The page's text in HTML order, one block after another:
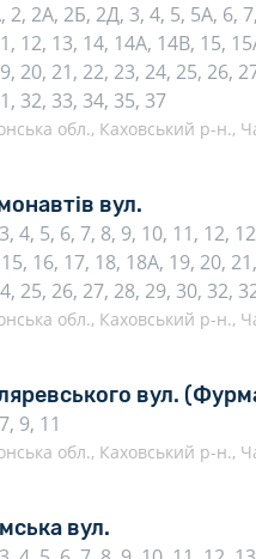
2, 2А, 2Б, 2Д, 3, 4, 5, 5А, 6,
12, 13, 14, 14А, 14В, 15,
20, 21, 22, 23, 24, 25, 26,
32, 33, 34, 35, 37
обл., Каховський р-н.,
вул.
4, 5, 6, 7, 8, 9, 10, 11, 12,
16, 17, 18, 18А, 19, 20,
25, 26, 27, 28, 29, 30, 32,
обл., Каховський р-н.,
вул.
9, 11
обл., Каховський р-н.,
вул.